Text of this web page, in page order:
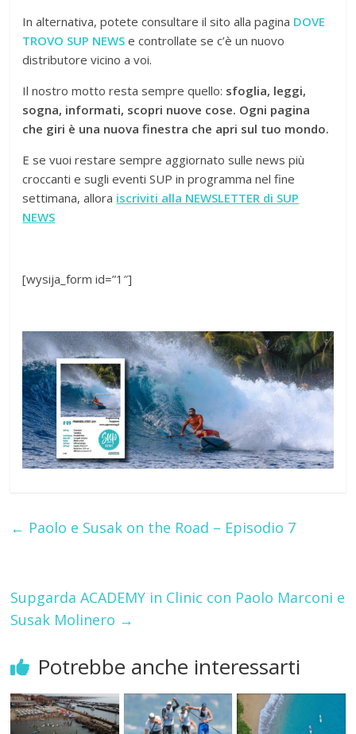
In alternativa, potete consultare il sito alla pagina DOVE
TROVO SUP NEWS e controllate se c’è un nuovo
distributore vicino a voi.
Il nostro motto resta sempre quello: sfoglia, leggi,
sogna, informati, scopri nuove cose. Ogni pagina
che giri è una nuova finestra che apri sul tuo mondo.
E se vuoi restare sempre aggiornato sulle news più
croccanti e sugli eventi SUP in programma nel fine
settimana, allora iscriviti alla NEWSLETTER di SUP
NEWS
[wysija_form id=”1″]
← Paolo e Susak on the Road – Episodio 7
Supgarda ACADEMY in Clinic con Paolo Marconi e
Susak Molinero →
Potrebbe anche interessarti